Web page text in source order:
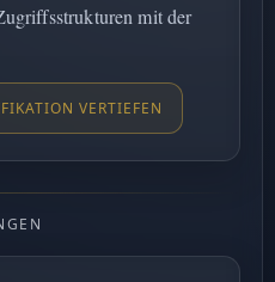
mit der
VERTIEFEN